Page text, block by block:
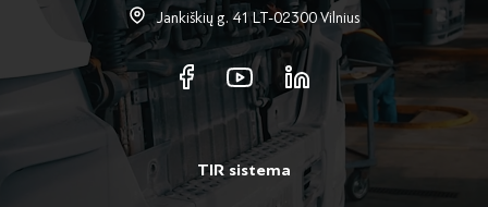
Jankiškių g. 41 LT-02300 Vilnius
TIR sistema